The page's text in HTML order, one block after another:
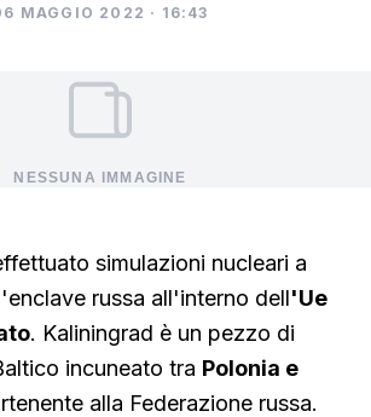
MAGGIO 2022 · 16:43
NESSUNA IMMAGINE
simulazioni nucleari a
russa all'interno dell'Ue
. Kaliningrad è un pezzo di
incuneato tra Polonia e
alla Federazione russa.